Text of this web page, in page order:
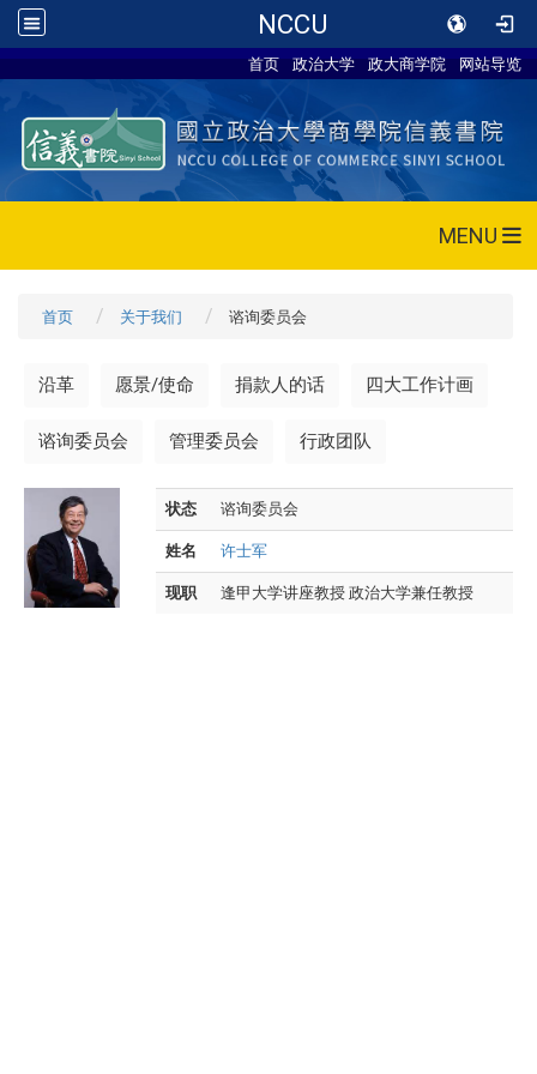
NCCU
首页 政治大学 政大商学院 网站导览
MENU
首页 关于我们 谘询委员会
沿革 愿景/使命 捐款人的话 四大工作计画
谘询委员会 管理委员会 行政团队
状态 谘询委员会
姓名 许士军
现职 逢甲大学讲座教授 政治大学兼任教授